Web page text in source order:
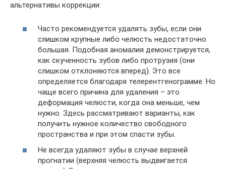
альтернативы коррекции:
Часто рекомендуется удалять зубы, если они
слишком крупные либо челюсть недостаточно
большая. Подобная аномалия демонстрируется,
как скученность зубов либо протрузия (они
слишком отклоняются вперед). Это все
определяется благодаря телерентгенограмме. Но
чаще всего причина для удаления – это
деформация челюсти, когда она меньше, чем
нужно. Здесь рассматривают варианты, как
получить нужное количество свободного
пространства и при этом спасти зубы.
Не всегда удаляют зубы в случае верхней
прогнатии (верхняя челюсть выдвигается